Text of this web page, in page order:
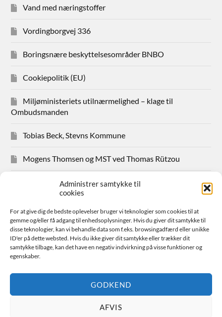
Administrer samtykke til
cookies
For at give dig de bedste oplevelser bruger vi teknologier som cookies til at
gemme og/eller få adgang til enhedsoplysninger. Hvis du giver dit samtykke til
disse teknologier, kan vi behandle data som f.eks. browsingadfærd eller unikke
ID'er på dette websted. Hvis du ikke giver dit samtykke eller trækker dit
samtykke tilbage, kan det have en negativ indvirkning på visse funktioner og
egenskaber.
GODKEND
AFVIS
Vand med næringstoffer
Vordingborgvej 336
Boringsnære beskyttelsesområder BNBO
Cookiepolitik (EU)
Miljøministeriets utilnærmelighed – klage til
Ombudsmanden
Tobias Beck, Stevns Kommune
Mogens Thomsen og MST ved Thomas Rützou
Avisudklip 2024
Sager for medlemmer
Bestyrelsen
Avisudklip 2026